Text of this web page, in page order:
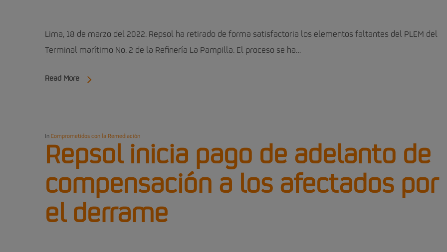
Lima, 18 de marzo del 2022. Repsol ha retirado de forma satisfactoria los elementos faltantes del PLEM del
Terminal marítimo No. 2 de la Refinería La Pampilla. El proceso se ha…
Read More
In Comprometidos con la Remediación
Repsol inicia pago de adelanto de
compensación a los afectados por
el derrame